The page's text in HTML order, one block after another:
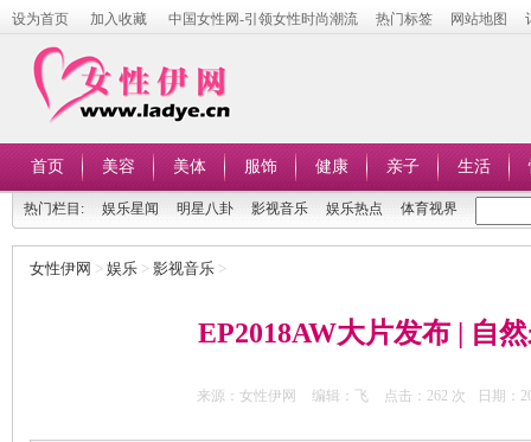
设为首页 加入收藏 中国女性网-引领女性时尚潮流 热门标签 网站地图
首页 美容 美体 服饰 健康 亲子 生活
热门栏目: 娱乐星闻 明星八卦 影视音乐 娱乐热点 体育视界
女性伊网 > 娱乐 > 影视音乐 >
EP2018AW大片发布 | 自
来源：女性伊网 编辑：飞 点击： 262 次 日期：